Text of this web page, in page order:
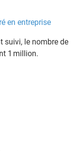
en entreprise
suivi, le nombre de
1 million.